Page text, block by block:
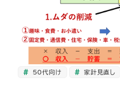
50代向け 家計見直し